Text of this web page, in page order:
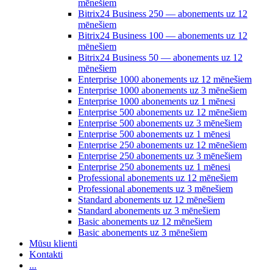
mēnešiem
Bitrix24 Business 250 — abonements uz 12
mēnešiem
Bitrix24 Business 100 — abonements uz 12
mēnešiem
Bitrix24 Business 50 — abonements uz 12
mēnešiem
Enterprise 1000 abonements uz 12 mēnešiem
Enterprise 1000 abonements uz 3 mēnešiem
Enterprise 1000 abonements uz 1 mēnesi
Enterprise 500 abonements uz 12 mēnešiem
Enterprise 500 abonements uz 3 mēnešiem
Enterprise 500 abonements uz 1 mēnesi
Enterprise 250 abonements uz 12 mēnešiem
Enterprise 250 abonements uz 3 mēnešiem
Enterprise 250 abonements uz 1 mēnesi
Professional abonements uz 12 mēnešiem
Professional abonements uz 3 mēnešiem
Standard abonements uz 12 mēnešiem
Standard abonements uz 3 mēnešiem
Basic abonements uz 12 mēnešiem
Basic abonements uz 3 mēnešiem
Mūsu klienti
Kontakti
...